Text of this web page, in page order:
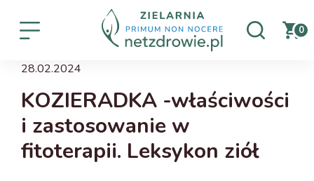
0
28.02.2024
KOZIERADKA -właściwości
i zastosowanie w
fitoterapii. Leksykon ziół